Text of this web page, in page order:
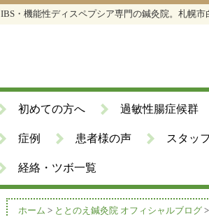
IBS・機能性ディスペプシア専門の鍼灸院。札幌
初めての方へ 過敏性腸症候群
症例 患者様の声 スタッ
経絡・ツボ一覧
ホーム > ととのえ鍼灸院 オフィシャルブログ >